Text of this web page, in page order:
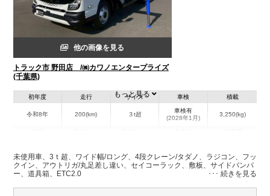
他の画像を見る
トラック市 野田店 /㈱カワノエンタープライズ
(千葉県)
初年度
令和8年
走行
200(km)
サイズ
３t超
車検
車検有
(2028年1月)
積載
3,250(kg)
千葉県
W:2,080
H:370
W:2,220
H:2,800
もっと見る
未使用車、3ｔ超、ワイド幅/ロング、4段クレーン/タダノ、ラジコン、フッ
クイン、アウトリガ/丸足差し違い、セイコーラック、敷板、サイドバンパ
ー、道具箱、ETC2.0